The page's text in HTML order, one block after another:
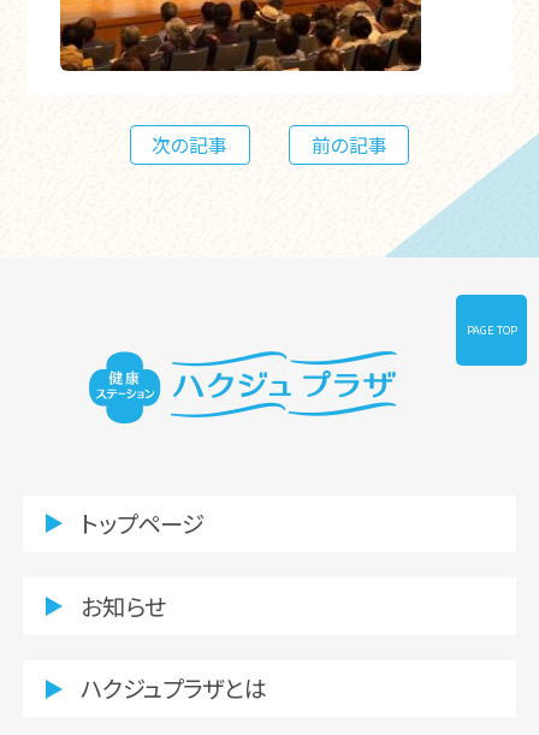
次の記事 前の記事
PAGE TOP
トップページ
お知らせ
ハクジュプラザとは